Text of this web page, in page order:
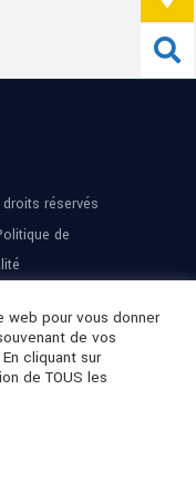
réservés
de
web pour vous donner
de vos
cliquant sur
de TOUS les